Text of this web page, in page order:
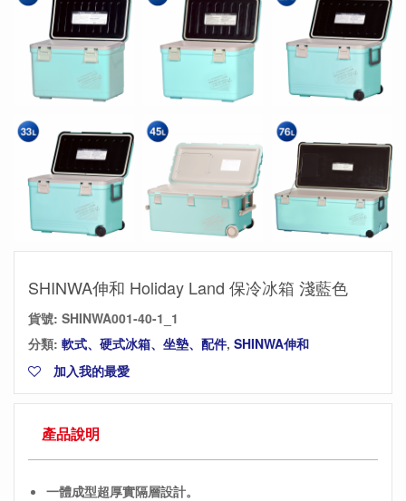
SHINWA伸和 Holiday Land 保冷冰箱 淺藍色
貨號: SHINWA001-40-1_1
分類: 軟式、硬式冰箱、坐墊、配件, SHINWA伸和
加入我的最愛
產品說明
一體成型超厚實隔層設計。